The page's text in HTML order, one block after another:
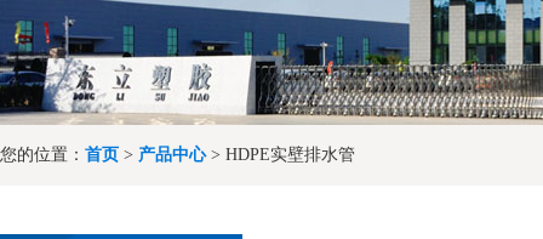
您的位置： 首页 > 产品中心> HDPE实壁排水管